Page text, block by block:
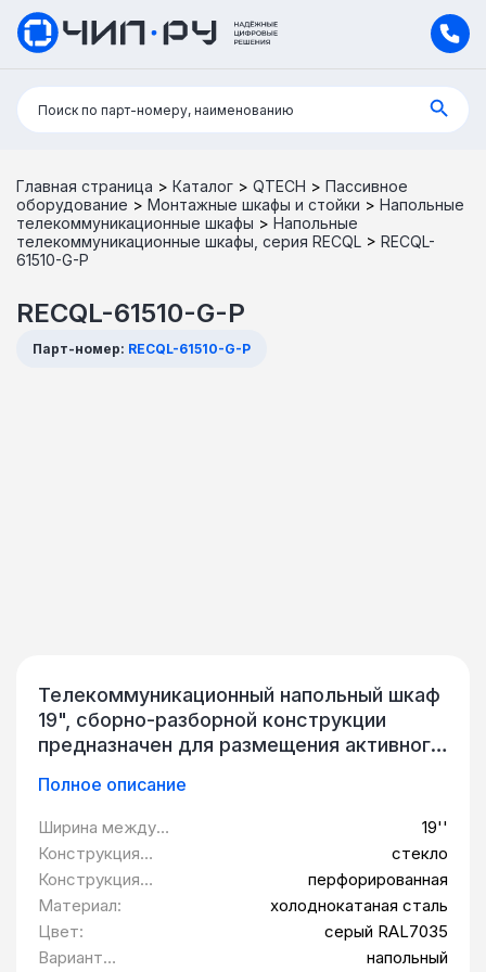
Поиск:
Поиск по парт-номеру, наименованию
Главная страница > Каталог > QTECH > Пассивное
оборудование > Монтажные шкафы и стойки > Напольные
телекоммуникационные шкафы > Напольные
телекоммуникационные шкафы, серия RECQL > RECQL-
61510-G-P
RECQL-61510-G-P
Парт-номер: RECQL-61510-G-P
Телекоммуникационный напольный шкаф
19", сборно-разборной конструкции
предназначен для размещения активного
оборудования, стандарт 19 дюймов
(19").Сборно-разборный напольный шкаф
серии QL – это бюджетная серия
продукции компании QTECH. В серию QL
входят шкафы с классом защиты IP20,
размерностями 600×600, 600×800,
600×1000 и высотой 12U, 15U.Изделие
Полное описание
Ширина между
монтажными
планками:
19''
Конструкция
передней двери:
стекло
Конструкция
задней двери:
перфорированная
Материал:
холоднокатаная сталь
Цвет:
серый RAL7035
Вариант
напольный